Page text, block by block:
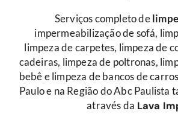
Serviços completo de
impermeabilização de sofá,
limpeza de carpetes, limpeza de
cadeiras, limpeza de poltronas,
bebê e limpeza de bancos de
Paulo e na Região do Abc Paulista
através da Lava